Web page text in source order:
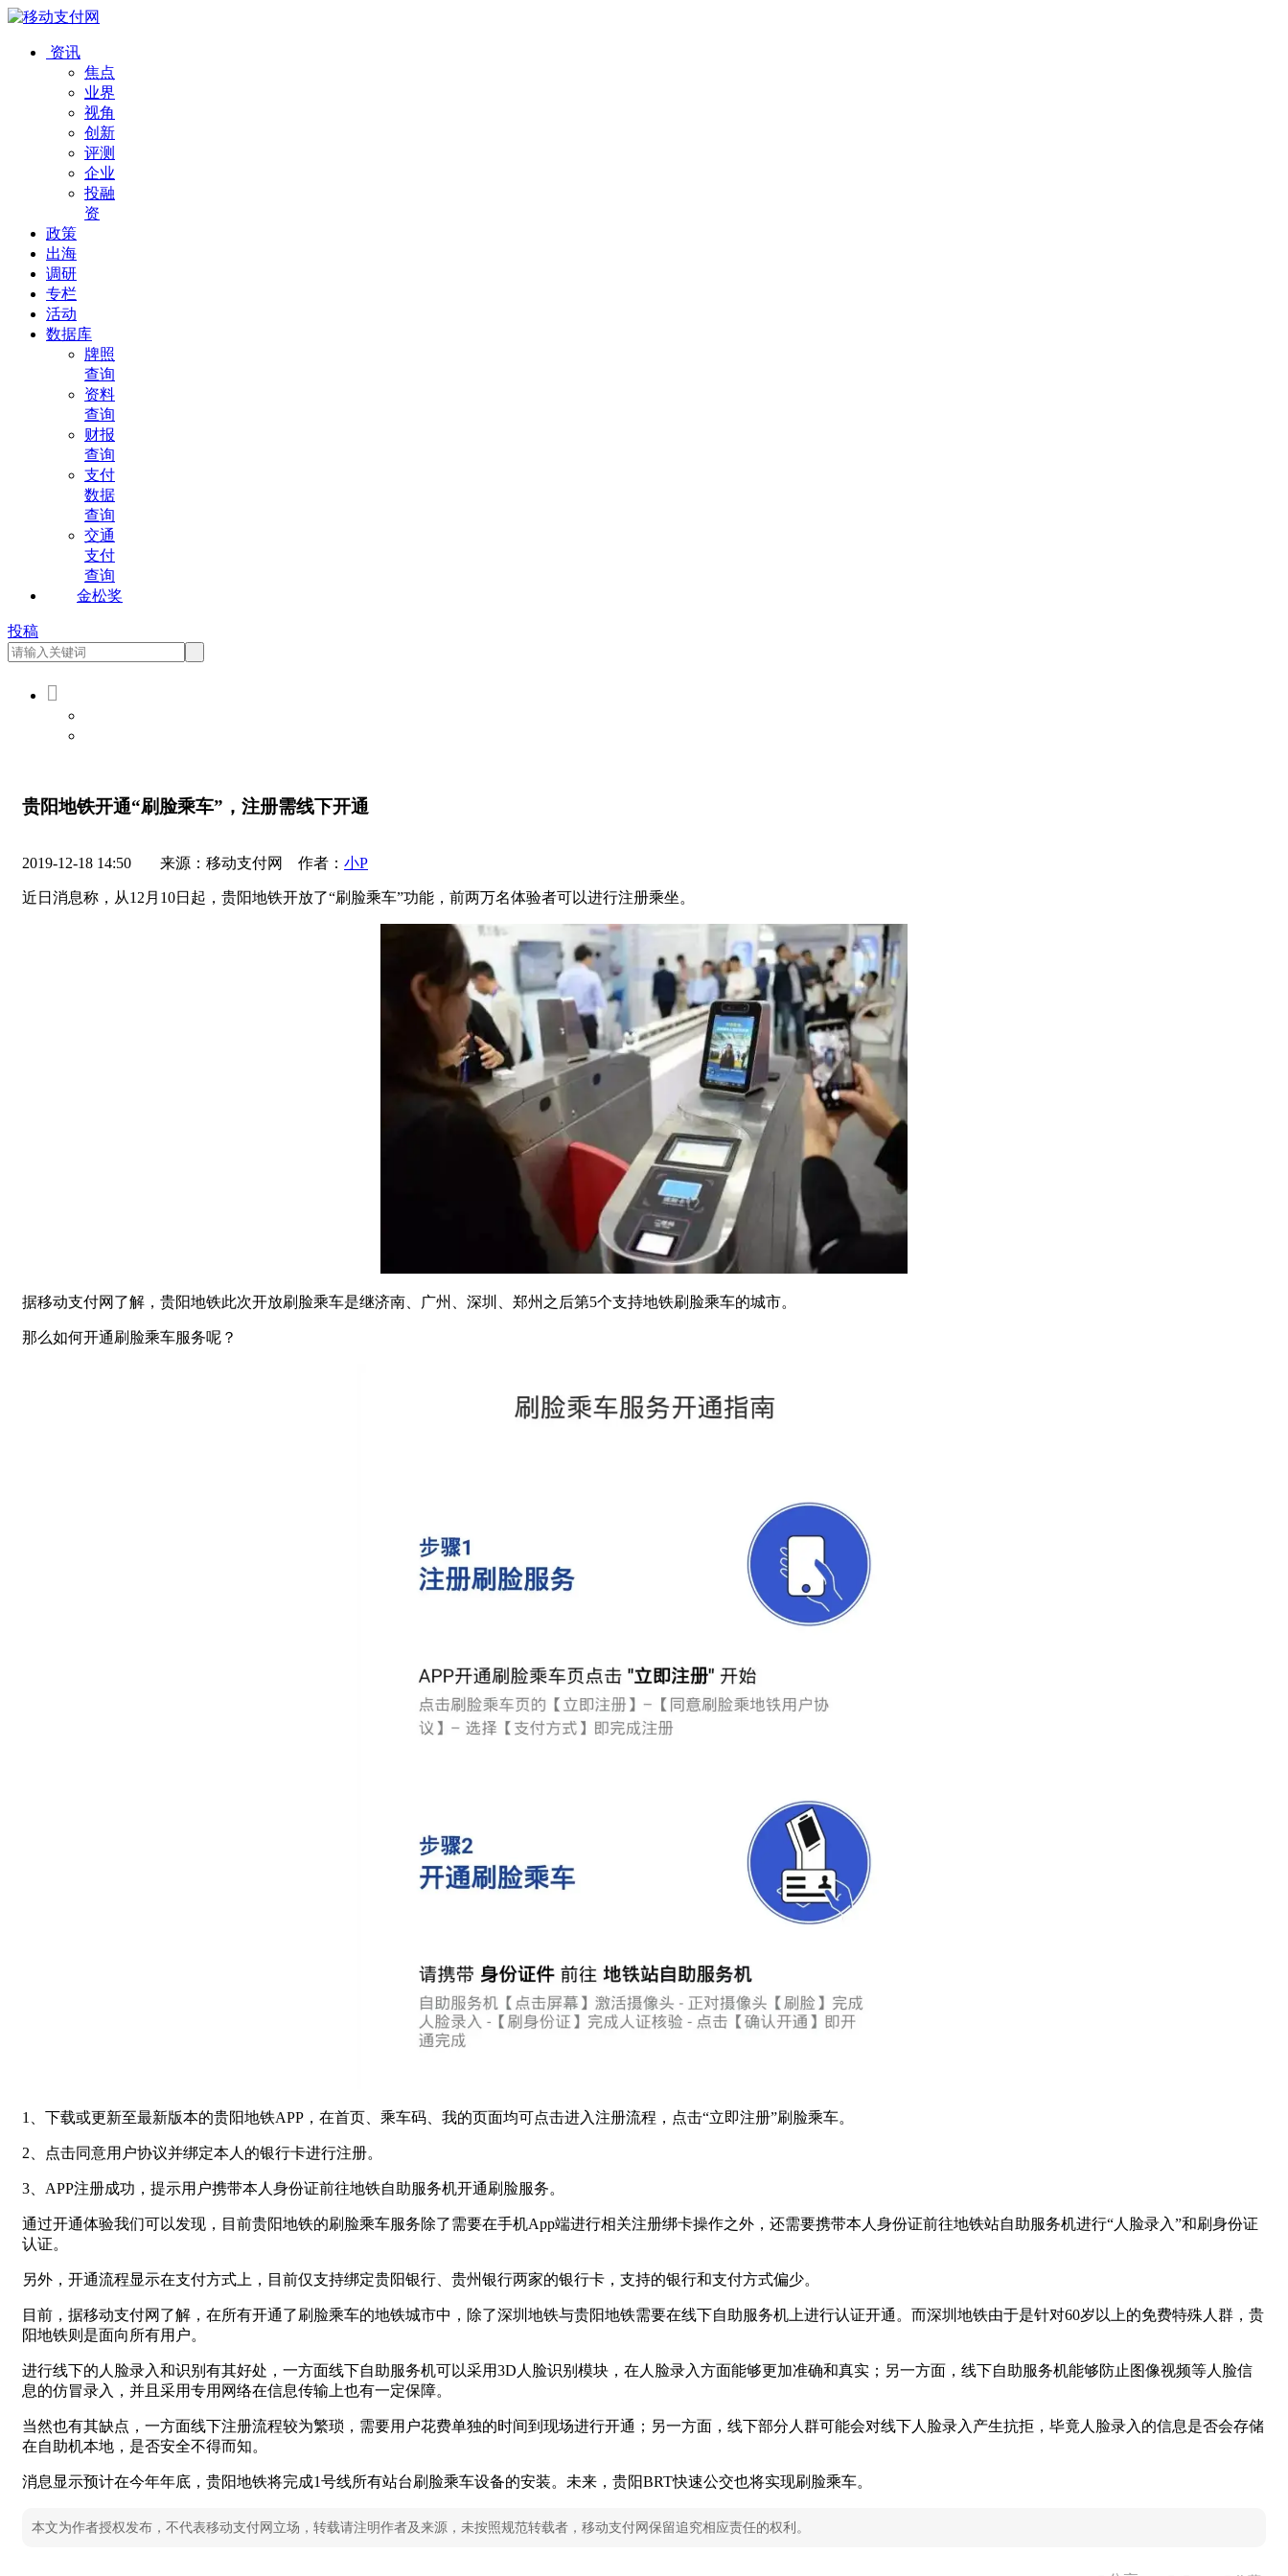
资讯
焦点
业界
视角
创新
评测
企业
投融
资
政策
出海
调研
专栏
活动
数据库
牌照
查询
资料
查询
财报
查询
支付
数据
查询
交通
支付
查询
金松奖
投稿

贵阳地铁开通“刷脸乘车”，注册需线下开通
2019-12-18 14:50 来源：移动支付网 作者： 小P
近日消息称，从12月10日起，贵阳地铁开放了“刷脸乘车”功能，前两万名体验者可以进行注册乘坐。
据移动支付网了解，贵阳地铁此次开放刷脸乘车是继济南、广州、深圳、郑州之后第5个支持地铁刷脸乘车的城市。
那么如何开通刷脸乘车服务呢？
1、下载或更新至最新版本的贵阳地铁APP，在首页、乘车码、我的页面均可点击进入注册流程，点击“立即注册”刷脸乘车。
2、点击同意用户协议并绑定本人的银行卡进行注册。
3、APP注册成功，提示用户携带本人身份证前往地铁自助服务机开通刷脸服务。
通过开通体验我们可以发现，目前贵阳地铁的刷脸乘车服务除了需要在手机App端进行相关注册绑卡操作之外，还需要携带本人身份证前往地铁站自助服务机进行“人脸录入”和刷身份证
认证。
另外，开通流程显示在支付方式上，目前仅支持绑定贵阳银行、贵州银行两家的银行卡，支持的银行和支付方式偏少。
目前，据移动支付网了解，在所有开通了刷脸乘车的地铁城市中，除了深圳地铁与贵阳地铁需要在线下自助服务机上进行认证开通。而深圳地铁由于是针对60岁以上的免费特殊人群，贵
阳地铁则是面向所有用户。
进行线下的人脸录入和识别有其好处，一方面线下自助服务机可以采用3D人脸识别模块，在人脸录入方面能够更加准确和真实；另一方面，线下自助服务机能够防止图像视频等人脸信
息的仿冒录入，并且采用专用网络在信息传输上也有一定保障。
当然也有其缺点，一方面线下注册流程较为繁琐，需要用户花费单独的时间到现场进行开通；另一方面，线下部分人群可能会对线下人脸录入产生抗拒，毕竟人脸录入的信息是否会存储
在自助机本地，是否安全不得而知。
消息显示预计在今年年底，贵阳地铁将完成1号线所有站台刷脸乘车设备的安装。未来，贵阳BRT快速公交也将实现刷脸乘车。
本文为作者授权发布，不代表移动支付网立场，转载请注明作者及来源，未按照规范转载者，移动支付网保留追究相应责任的权利。